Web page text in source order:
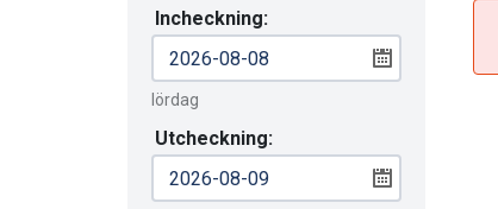
Incheckning:
lördag
Utcheckning: